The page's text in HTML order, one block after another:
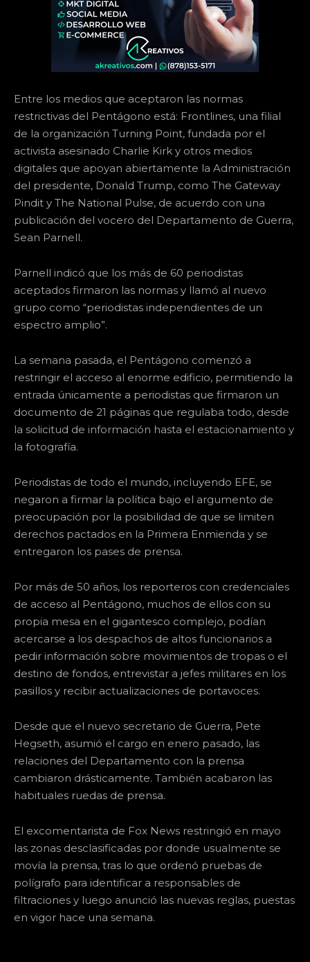
Entre los medios que aceptaron las normas
restrictivas del Pentágono está: Frontlines, una filial
de la organización Turning Point, fundada por el
activista asesinado Charlie Kirk y otros medios
digitales que apoyan abiertamente la Administración
del presidente, Donald Trump, como The Gateway
Pindit y The National Pulse, de acuerdo con una
publicación del vocero del Departamento de Guerra,
Sean Parnell.
Parnell indicó que los más de 60 periodistas
aceptados firmaron las normas y llamó al nuevo
grupo como “periodistas independientes de un
espectro amplio”.
La semana pasada, el Pentágono comenzó a
restringir el acceso al enorme edificio, permitiendo la
entrada únicamente a periodistas que firmaron un
documento de 21 páginas que regulaba todo, desde
la solicitud de información hasta el estacionamiento y
la fotografía.
Periodistas de todo el mundo, incluyendo EFE, se
negaron a firmar la política bajo el argumento de
preocupación por la posibilidad de que se limiten
derechos pactados en la Primera Enmienda y se
entregaron los pases de prensa.
Por más de 50 años, los reporteros con credenciales
de acceso al Pentágono, muchos de ellos con su
propia mesa en el gigantesco complejo, podían
acercarse a los despachos de altos funcionarios a
pedir información sobre movimientos de tropas o el
destino de fondos, entrevistar a jefes militares en los
pasillos y recibir actualizaciones de portavoces.
Desde que el nuevo secretario de Guerra, Pete
Hegseth, asumió el cargo en enero pasado, las
relaciones del Departamento con la prensa
cambiaron drásticamente. También acabaron las
habituales ruedas de prensa.
El excomentarista de Fox News restringió en mayo
las zonas desclasificadas por donde usualmente se
movía la prensa, tras lo que ordenó pruebas de
polígrafo para identificar a responsables de
filtraciones y luego anunció las nuevas reglas, puestas
en vigor hace una semana.